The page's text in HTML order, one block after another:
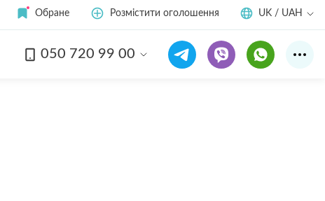
Обране Розмістити оголошення UK / UAH
050 720 99 00Дивитись усі14 фото